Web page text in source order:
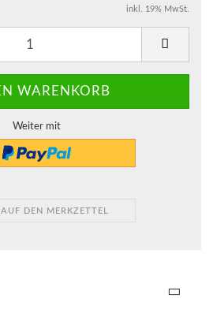
inkl. 19% MwSt.
Weiter mit
AUF DEN MERKZETTEL